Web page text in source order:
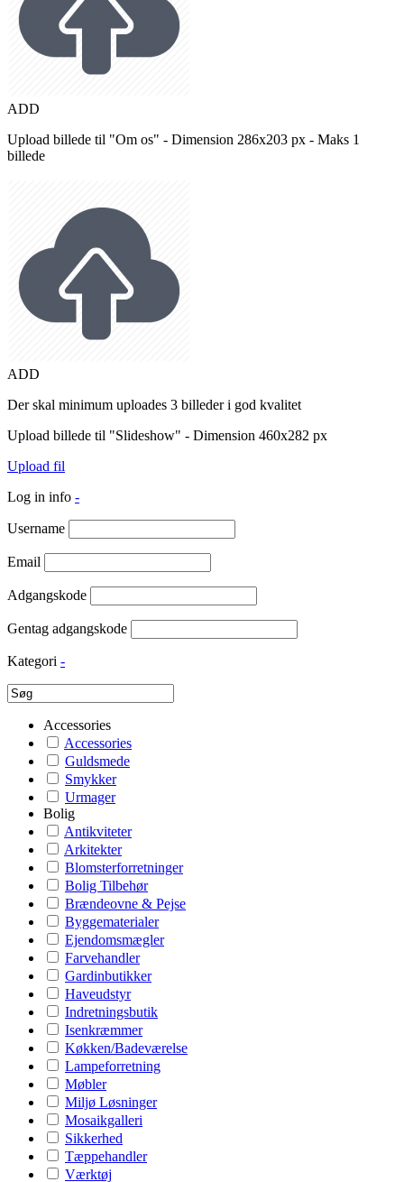
ADD
Upload billede til "Om os" - Dimension 286x203 px - Maks 1
billede
ADD
Der skal minimum uploades 3 billeder i god kvalitet
Upload billede til "Slideshow" - Dimension 460x282 px
Upload fil
Log in info -
Username
Email
Adgangskode
Gentag adgangskode
Kategori -
Accessories
Accessories
Guldsmede
Smykker
Urmager
Bolig
Antikviteter
Arkitekter
Blomsterforretninger
Bolig Tilbehør
Brændeovne & Pejse
Byggematerialer
Ejendomsmægler
Farvehandler
Gardinbutikker
Haveudstyr
Indretningsbutik
Isenkræmmer
Køkken/Badeværelse
Lampeforretning
Møbler
Miljø Løsninger
Mosaikgalleri
Sikkerhed
Tæppehandler
Værktøj